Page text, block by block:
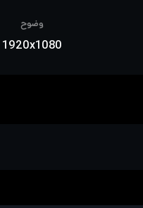
وضوح
1920x1080